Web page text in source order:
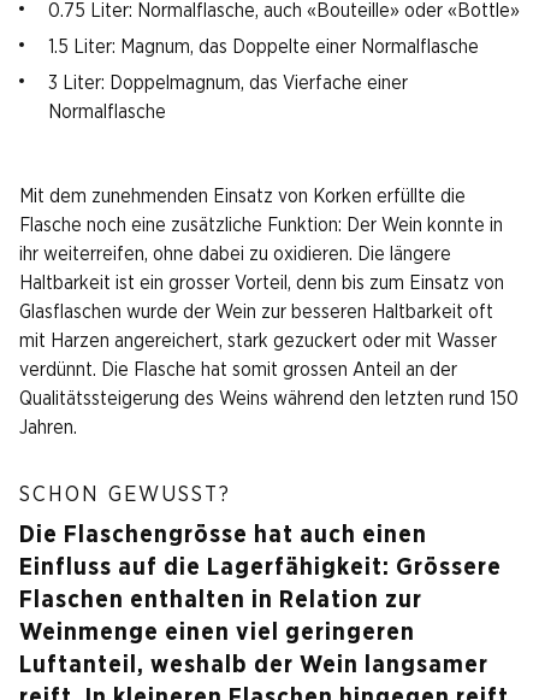
0.75 Liter: Normalflasche, auch «Bouteille» oder «Bottle»
1.5 Liter: Magnum, das Doppelte einer Normalflasche
3 Liter: Doppelmagnum, das Vierfache einer
Normalflasche
Mit dem zunehmenden Einsatz von Korken erfüllte die
Flasche noch eine zusätzliche Funktion: Der Wein konnte in
ihr weiterreifen, ohne dabei zu oxidieren. Die längere
Haltbarkeit ist ein grosser Vorteil, denn bis zum Einsatz von
Glasflaschen wurde der Wein zur besseren Haltbarkeit oft
mit Harzen angereichert, stark gezuckert oder mit Wasser
verdünnt. Die Flasche hat somit grossen Anteil an der
Qualitätssteigerung des Weins während den letzten rund 150
Jahren.
SCHON GEWUSST?
Die Flaschengrösse hat auch einen
Einfluss auf die Lagerfähigkeit: Grössere
Flaschen enthalten in Relation zur
Weinmenge einen viel geringeren
Luftanteil, weshalb der Wein langsamer